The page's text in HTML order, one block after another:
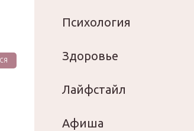
Психология
Здоровье
Лайфстайл
Афиша